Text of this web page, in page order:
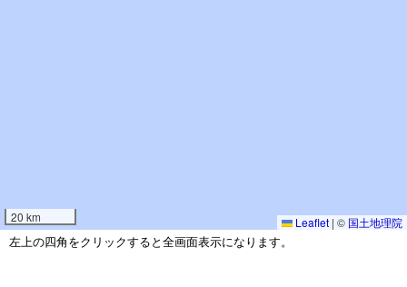
20 km Leaflet | © 国土地理院
左上の四角をクリックすると全画面表示になります。